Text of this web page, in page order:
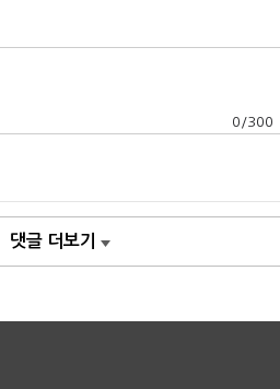
0 /300
댓글 더보기